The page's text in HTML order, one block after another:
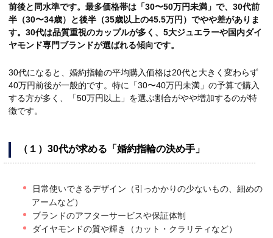
前後と同水準です。最多価格帯は「30〜50万円未満」で、30代前
半（30〜34歳）と後半（35歳以上の45.5万円）でやや差がありま
す。30代は品質重視のカップルが多く、5大ジュエラーや国内ダイ
ヤモンド専門ブランドが選ばれる傾向です。
30代になると、婚約指輪の平均購入価格は20代と大きく変わらず
40万円前後が一般的です。特に「30〜40万円未満」の予算で購入
する方が多く、「50万円以上」を選ぶ割合がやや増加するのが特
徴です。
（１）30代が求める「婚約指輪の決め手」
日常使いできるデザイン（引っかかりの少ないもの、細めの
アームなど）
ブランドのアフターサービスや保証体制
ダイヤモンドの質や輝き（カット・クラリティなど）